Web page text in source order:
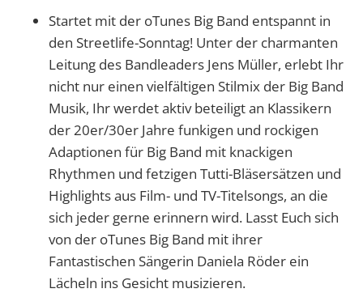
Startet mit der oTunes Big Band ‪entspannt in
den Streetlife-Sonntag! Unter der charmanten
Leitung des Bandleaders Jens Müller, erlebt Ihr
nicht nur einen vielfältigen Stilmix der Big Band
Musik, Ihr werdet aktiv beteiligt an Klassikern
der 20er/30er Jahre funkigen und rockigen
Adaptionen für Big Band mit knackigen
Rhythmen und fetzigen Tutti-Bläsersätzen und
Highlights aus Film- und TV-Titelsongs, an die
sich jeder gerne erinnern wird. Lasst Euch sich
von der oTunes Big Band mit ihrer
Fantastischen Sängerin Daniela Röder ein
Lächeln ins Gesicht musizieren.